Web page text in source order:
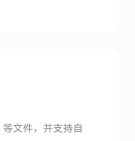
文件，并支持自